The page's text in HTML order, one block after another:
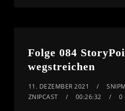
Folge 084
wegstreichen
11. DEZEMBER 2021
ZNIPCAST
00:26:32 0